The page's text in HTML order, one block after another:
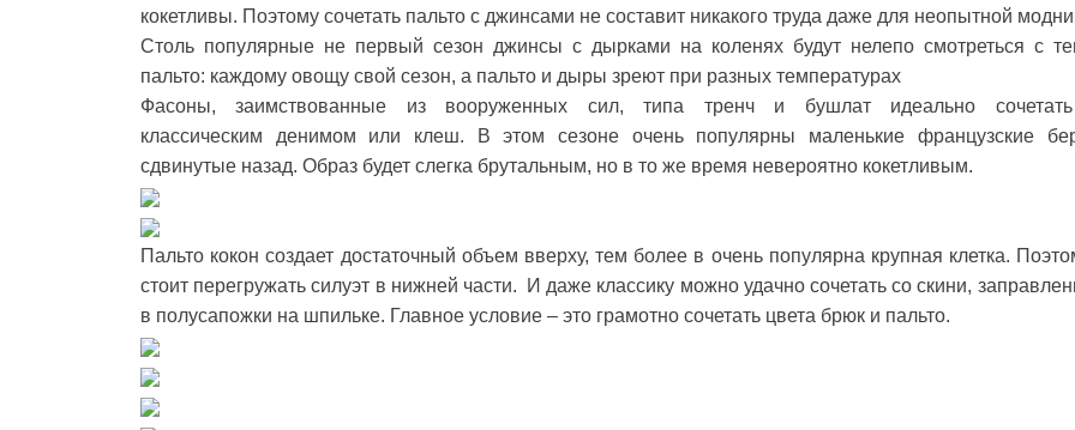
кокетливы. Поэтому сочетать пальто с джинсами не составит никакого труда даже для неопытной
Столь популярные не первый сезон джинсы с дырками на коленях будут нелепо смотреться с
пальто: каждому овощу свой сезон, а пальто и дыры зреют при разных температурах
Фасоны, заимствованные из вооруженных сил, типа тренч и бушлат идеально
классическим денимом или клеш. В этом сезоне очень популярны маленькие французские
сдвинутые назад. Образ будет слегка брутальным, но в то же время невероятно кокетливым.
Пальто кокон создает достаточный объем вверху, тем более в очень популярна крупная клетка.
стоит перегружать силуэт в нижней части. И даже классику можно удачно сочетать со скини,
в полусапожки на шпильке. Главное условие – это грамотно сочетать цвета брюк и пальто.